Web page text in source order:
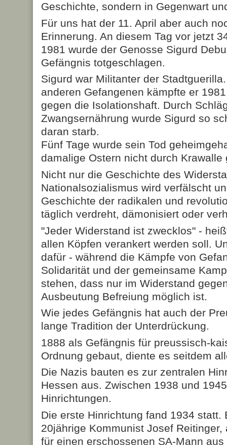
Geschichte, sondern in Gegenwart
Für uns hat der 11. April aber auch
Erinnerung. An diesem Tag vor jetzt
1981 wurde der Genosse Sigurd
Gefängnis totgeschlagen.
Sigurd war Militanter der
anderen Gefangenen kämpfte er
gegen die Isolationshaft. Durch
Zwangsernährung wurde Sigurd so
daran starb.
Fünf Tage wurde sein Tod
damalige Ostern nicht durch Krawalle
Nicht nur die Geschichte des
Nationalsozialismus wird verfälscht
Geschichte der radikalen und
täglich verdreht, dämonisiert oder
"Jeder Widerstand ist zwecklos" -
allen Köpfen verankert werden soll.
dafür - während die Kämpfe von
Solidarität und der gemeinsame
stehen, dass nur im Widerstand
Ausbeutung Befreiung möglich ist.
Wie jedes Gefängnis hat auch der
lange Tradition der Unterdrückung.
1888 als Gefängnis für preussisch-
Ordnung gebaut, diente es seitdem
Die Nazis bauten es zur zentralen
Hessen aus. Zwischen 1938 und
Hinrichtungen.
Die erste Hinrichtung fand 1934 statt.
20jährige Kommunist Josef
für einen erschossenen SA-Mann